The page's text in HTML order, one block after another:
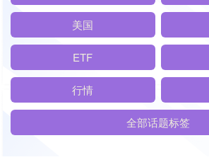
美国
ETF
行情
全部话题标签